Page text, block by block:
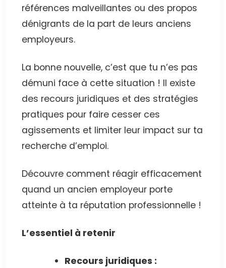
références malveillantes ou des propos
dénigrants de la part de leurs anciens
employeurs.
La bonne nouvelle, c’est que tu n’es pas
démuni face à cette situation ! Il existe
des recours juridiques et des stratégies
pratiques pour faire cesser ces
agissements et limiter leur impact sur ta
recherche d’emploi.
Découvre comment réagir efficacement
quand un ancien employeur porte
atteinte à ta réputation professionnelle !
L’essentiel à retenir
Recours juridiques :